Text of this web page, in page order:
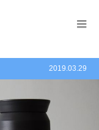
2019.03.29